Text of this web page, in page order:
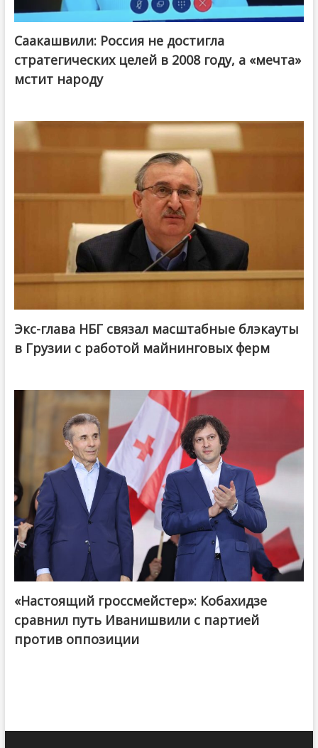
Саакашвили: Россия не достигла
стратегических целей в 2008 году, а «мечта»
мстит народу
Экс-глава НБГ связал масштабные блэкауты
в Грузии с работой майнинговых ферм
@ქართული ოცნება / Georgian Dream
«Настоящий гроссмейстер»: Кобахидзе
сравнил путь Иванишвили с партией
против оппозиции